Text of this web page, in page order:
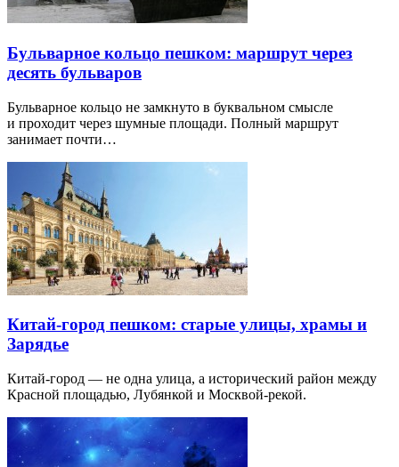
Бульварное кольцо пешком: маршрут через
десять бульваров
Бульварное кольцо не замкнуто в буквальном смысле
и проходит через шумные площади. Полный маршрут
занимает почти…
Китай-город пешком: старые улицы, храмы и
Зарядье
Китай-город — не одна улица, а исторический район между
Красной площадью, Лубянкой и Москвой-рекой.